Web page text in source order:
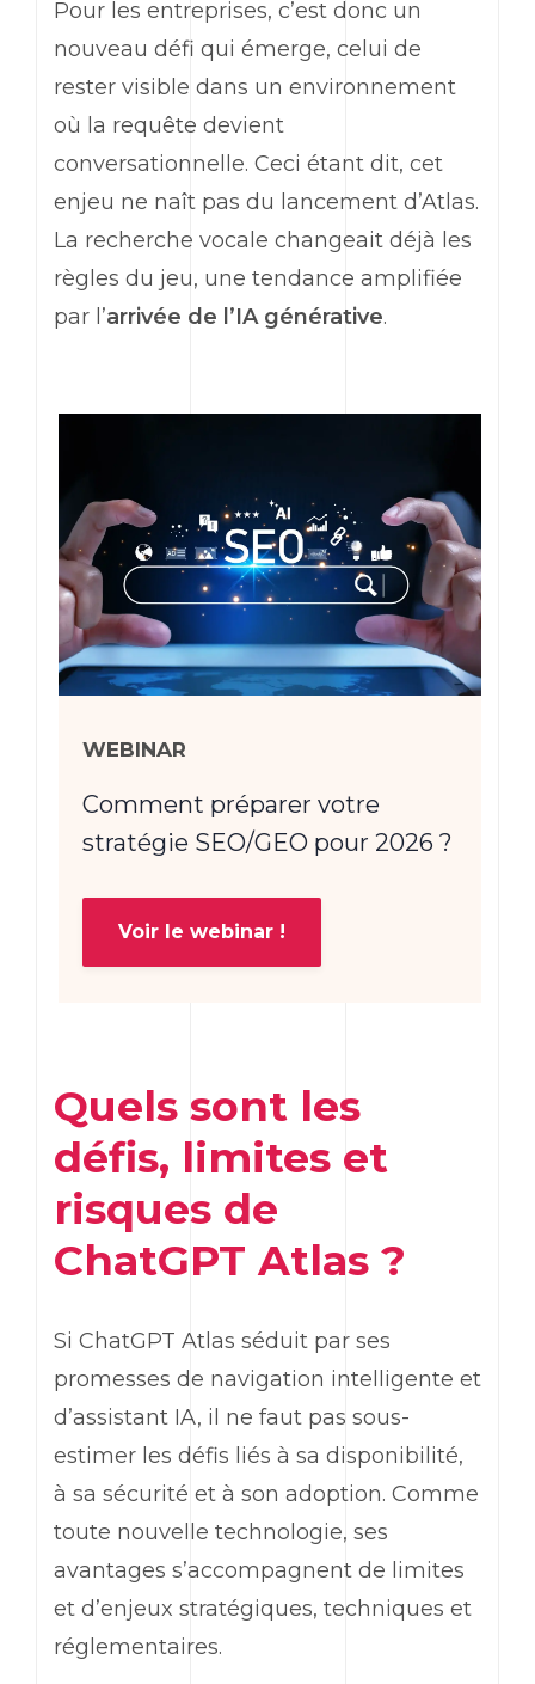
Pour les entreprises, c’est donc un
nouveau défi qui émerge, celui de
rester visible dans un environnement
où la requête devient
conversationnelle. Ceci étant dit, cet
enjeu ne naît pas du lancement d’Atlas.
La recherche vocale changeait déjà les
règles du jeu, une tendance amplifiée
par l’arrivée de l’IA générative.
WEBINAR
Comment préparer votre
stratégie SEO/GEO pour 2026 ?
Voir le webinar !
Quels sont les
défis, limites et
risques de
ChatGPT Atlas ?
Si ChatGPT Atlas séduit par ses
promesses de navigation intelligente et
d’assistant IA, il ne faut pas sous-
estimer les défis liés à sa disponibilité,
à sa sécurité et à son adoption. Comme
toute nouvelle technologie, ses
avantages s’accompagnent de limites
et d’enjeux stratégiques, techniques et
réglementaires.